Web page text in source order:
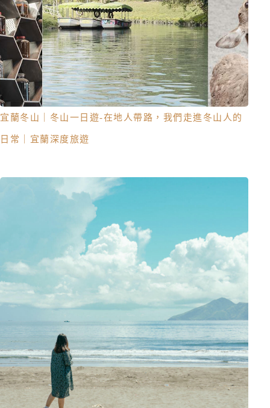
宜蘭冬山｜冬山一日遊-在地人帶路，我們走進冬山人的
日常｜宜蘭深度旅遊